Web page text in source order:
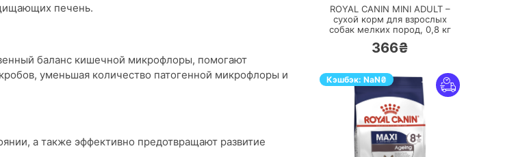
печень.
баланс кишечной микрофлоры, помогают
уменьшая количество патогенной микрофлоры и
а также эффективно предотвращают развитие
ROYAL CANIN MINI ADULT –
сухой корм для взрослых
собак мелких пород, 0,8 кг
366₴
Кэшбэк: NaN₴